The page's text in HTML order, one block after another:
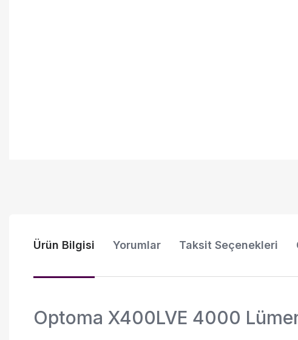
Ürün Bilgisi Yorumlar Taksit Seçenekleri
Optoma X400LVE 4000